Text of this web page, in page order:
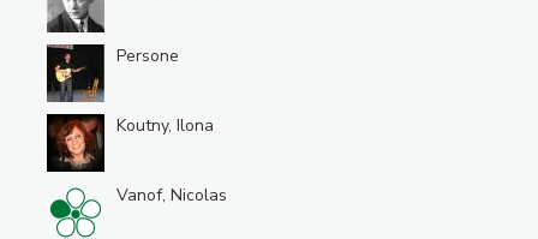
Persone
Koutny, Ilona
Vanof, Nicolas